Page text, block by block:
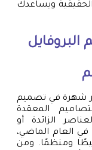
ويساعدك
البروفايل
شهرة في تصميم
المعقدة
الزائدة أو
العام الماضي،
ومنظمًا. ومن